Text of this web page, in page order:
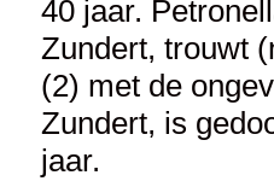
40 jaar.
Zundert, trouwt
(2) met de
Zundert, is
jaar.